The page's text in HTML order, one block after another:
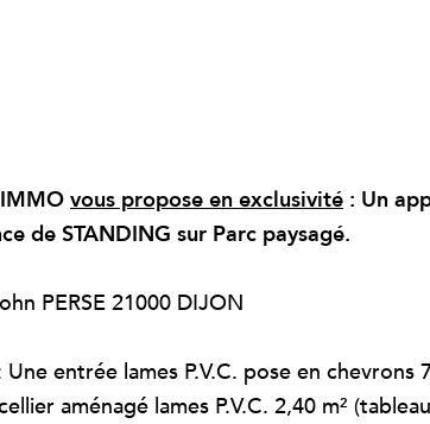
vous propose en exclusivité : Un
de STANDING sur Parc paysagé.
PERSE 21000 DIJON
Une entrée lames P.V.C. pose en chevrons
aménagé lames P.V.C. 2,40 m²